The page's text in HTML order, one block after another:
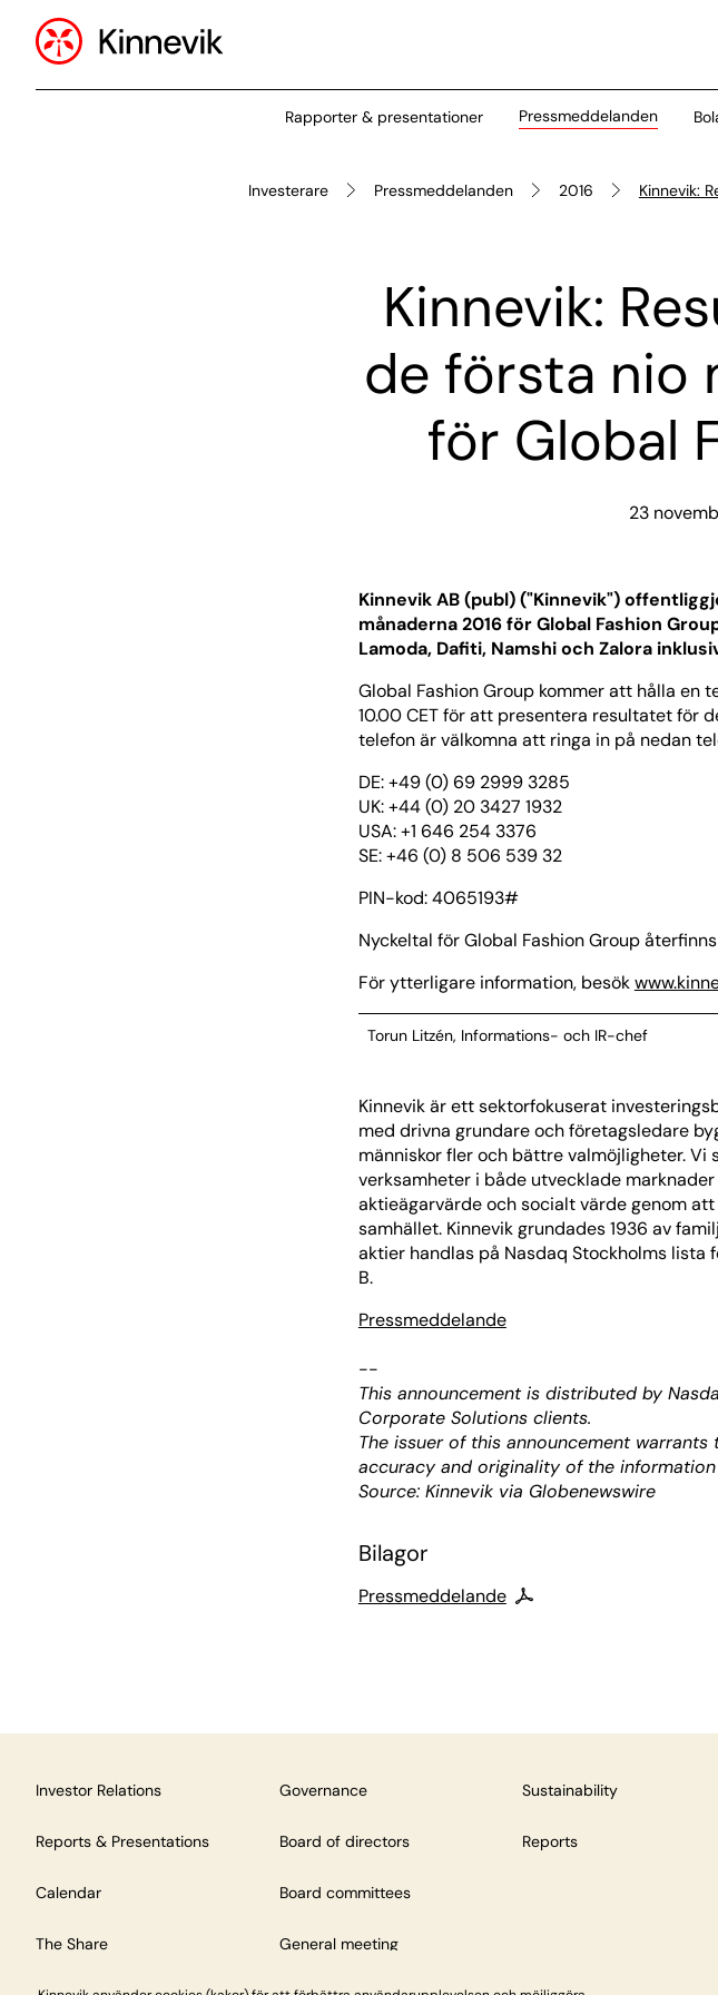
Rapporter & presentationer Pressmeddelanden
Investerare Pressmeddelanden 2016 Kinnevik:
Kinnevik:
de första nio
för Global
23
Kinnevik AB (publ) ("Kinnevik")
månaderna 2016 för Global Fashion
Lamoda, Dafiti, Namshi och Zalora
Global Fashion Group kommer att hålla en
10.00 CET för att presentera resultatet för
telefon är välkomna att ringa in på nedan
DE: +49 (0) 69 2999 3285
UK: +44 (0) 20 3427 1932
USA: +1 646 254 3376
SE: +46 (0) 8 506 539 32
PIN-kod: 4065193#
Nyckeltal för Global Fashion Group
För ytterligare information, besök
Torun Litzén, Informations- och IR-chef
Kinnevik är ett sektorfokuserat
med drivna grundare och företagsledare
människor fler och bättre valmöjligheter.
verksamheter i både utvecklade
aktieägarvärde och socialt värde genom
samhället. Kinnevik grundades 1936 av
aktier handlas på Nasdaq Stockholms lista
B.
Pressmeddelande
--
This announcement is distributed by
Corporate Solutions clients.
The issuer of this announcement
accuracy and originality of the
Source: Kinnevik via Globenewswire
Bilagor
Pressmeddelande
Investor Relations
Reports & Presentations
Calendar
The Share
Governance
Board of directors
Board committees
General meeting
Sustainability
Reports